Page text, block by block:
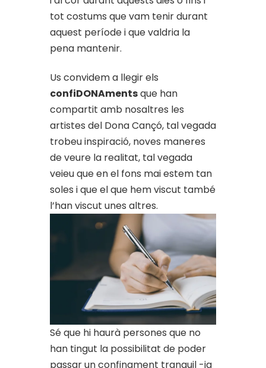
tot costums que vam tenir durant
aquest període i que valdria la
pena mantenir.
Us convidem a llegir els
confiDONAmentsque han
compartit amb nosaltres les
artistes del Dona Cançó, tal vegada
trobeu inspiració, noves maneres
de veure la realitat, tal vegada
veieu que en el fons mai estem tan
soles i que el que hem viscut també
l’han viscut unes altres.
Sé que hi haurà persones que no
han tingut la possibilitat de poder
passar un confinament tranquil -ja